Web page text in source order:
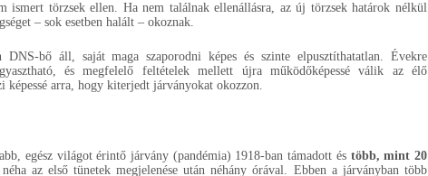
ismert törzsek ellen. Ha nem találnak ellenállásra, az új törzsek határok nélkül
– sok esetben halált – okoznak.
DNS-bő áll, saját maga szaporodni képes és szinte elpusztíthatatlan. Évekre
és megfelelő feltételek mellett újra működőképessé válik az élő
képessé arra, hogy kiterjedt járványokat okozzon.
egész világot érintő járvány (pandémia) 1918-ban támadott és több, mint 20
, néha az első tünetek megjelenése után néhány órával. Ebben a járványban több